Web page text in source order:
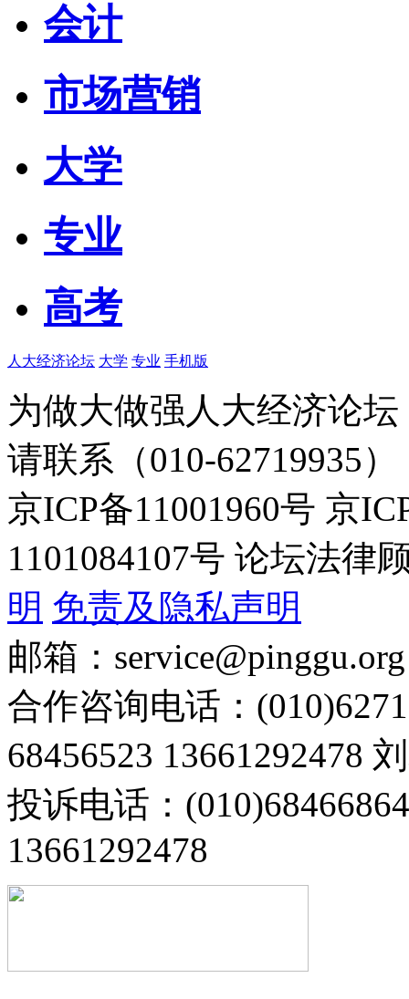
会计
市场营销
大学
专业
高考
人大经济论坛 大学 专业 手机版
为做大做强人大经济论
请联系（010-62719935）
京ICP备11001960号 京
1101084107号 论坛法律
明 免责及隐私声明
邮箱：service@pinggu.org
合作咨询电话：
68456523 13661292478
投诉电话：
13661292478